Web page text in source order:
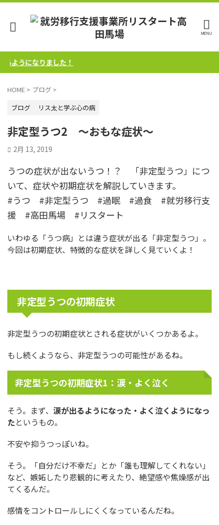
なりました！
HOME > ブログ >
ブログ
リス太と学ぶ心の病
非定型うつ2 ～おもな症状～
2月 13, 2019
うつの症状が出ないうつ！？ 「非定型うつ」につ
いて、症状や初期症状を解説していきます。
#うつ #非定型うつ #過眠 #過食 #就労移行支
援 #高田馬場 #リスタート
いわゆる「うつ病」とは違う症状が出る「非定型うつ」。
今回は初期症状、特徴的な症状を詳しく見ていくよ！
非定型うつの初期症状
非定型うつの初期症状とされる症状がいくつかあるよ。
もし続くようなら、非定型うつの可能性があるね。
非定型うつの初期症状1：涙・よく泣く
そう。まず、 涙が出るようになった・よく泣くようになっ
たというもの。
不安や抑うつっぽいね。
そう。「自分だけ不幸だ」とか「誰も理解してくれない」
など、嫉妬したり悲観的に考えたり、絶望感や焦燥感が出
てくるんだ。
感情をコントロールしにくくなっているんだね。